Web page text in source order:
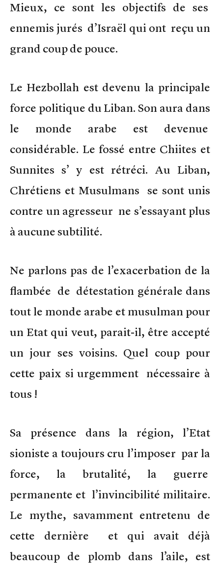
Mieux, ce sont les objectifs de ses
ennemis jurés d’Israël qui ont reçu un
grand coup de pouce.
Le Hezbollah est devenu la principale
force politique du Liban. Son aura dans
le monde arabe est devenue
considérable. Le fossé entre Chiites et
Sunnites s’ y est rétréci. Au Liban,
Chrétiens et Musulmans se sont unis
contre un agresseur ne s’essayant plus
à aucune subtilité.
Ne parlons pas de l’exacerbation de la
flambée de détestation générale dans
tout le monde arabe et musulman pour
un Etat qui veut, parait-il, être accepté
un jour ses voisins. Quel coup pour
cette paix si urgemment nécessaire à
tous !
Sa présence dans la région, l’Etat
sioniste a toujours cru l’imposer par la
force, la brutalité, la guerre
permanente et l’invincibilité militaire.
Le mythe, savamment entretenu de
cette dernière et qui avait déjà
beaucoup de plomb dans l’aile, est